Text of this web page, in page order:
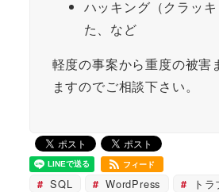
ハッキング（クラッ
た、など
軽度の事案から重度の被害
ますのでご相談下さい。
フィード
SQL WordPress
ト